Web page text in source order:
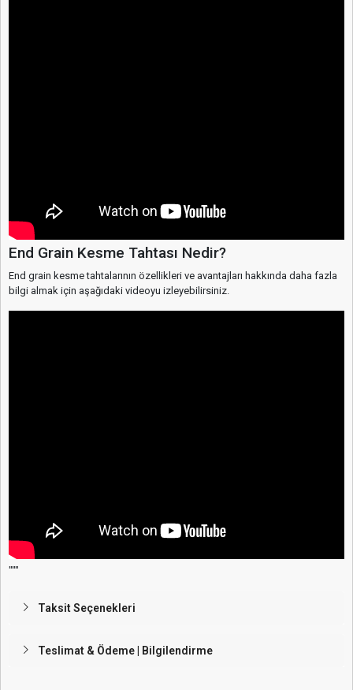
End Grain Kesme Tahtası Nedir?
End grain kesme tahtalarının özellikleri ve avantajları hakkında daha fazla
bilgi almak için aşağıdaki videoyu izleyebilirsiniz.
"""
Taksit Seçenekleri
Teslimat & Ödeme | Bilgilendirme